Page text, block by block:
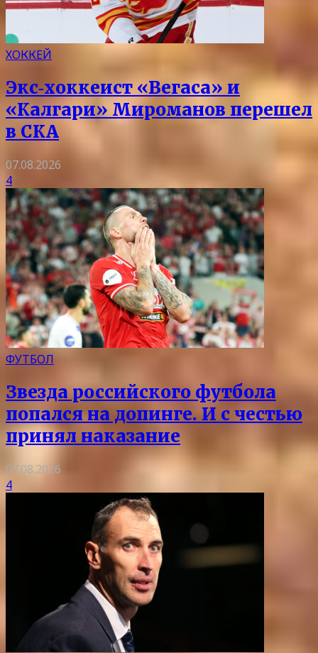
ХОККЕЙ
Экс‑хоккеист «Вегаса» и
«Калгари» Мироманов перешел
в СКА
07.08.2026
4
ФУТБОЛ
Звезда российского футбола
попался на допинге. И с честью
принял наказание
07.08.2026
4